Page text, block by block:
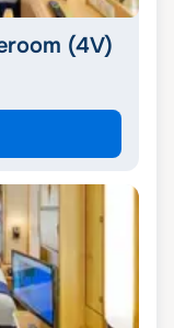
(4V)